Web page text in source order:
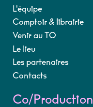
L'équipe
Comptoir & librairie
Venir au TO
Le lieu
Les partenaires
Contacts
Co/Production